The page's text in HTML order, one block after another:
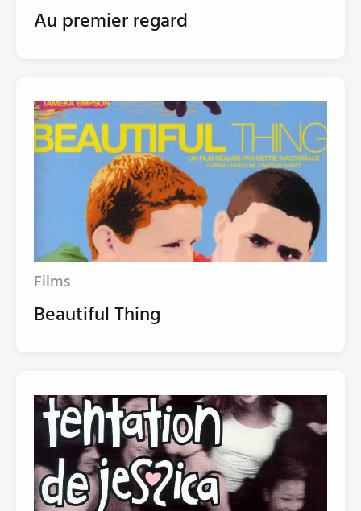
Au premier regard
Films
Beautiful Thing